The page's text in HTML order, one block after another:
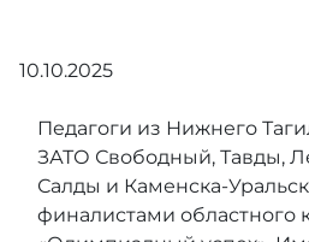
10.10.2025
Педагоги из Нижнего
ЗАТО Свободный, Тавды,
Салды и Каменска-
финалистами областного